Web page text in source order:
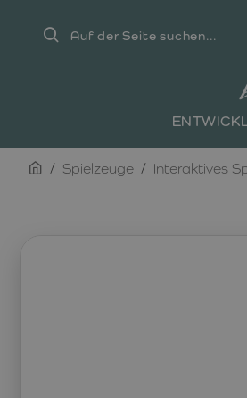
Auf
homeSpielzeuge Interaktives